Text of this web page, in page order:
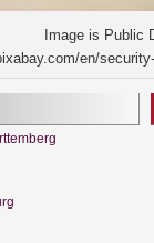
Image is Public
en/